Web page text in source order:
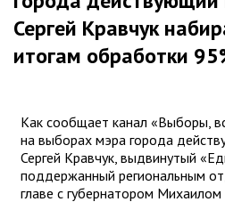
Сергей Кравчук
итогам обработки
Как сообщает канал «Выборы,
на выборах мэра города
Сергей Кравчук, выдвинутый
поддержанный региональным
главе с губернатором